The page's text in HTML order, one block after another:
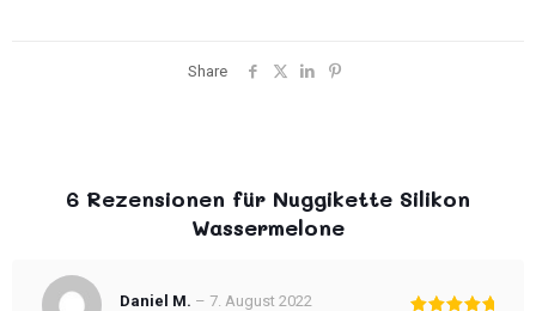
Share
6 Rezensionen für Nuggikette Silikon
Wassermelone
Daniel M. – 7. August 2022